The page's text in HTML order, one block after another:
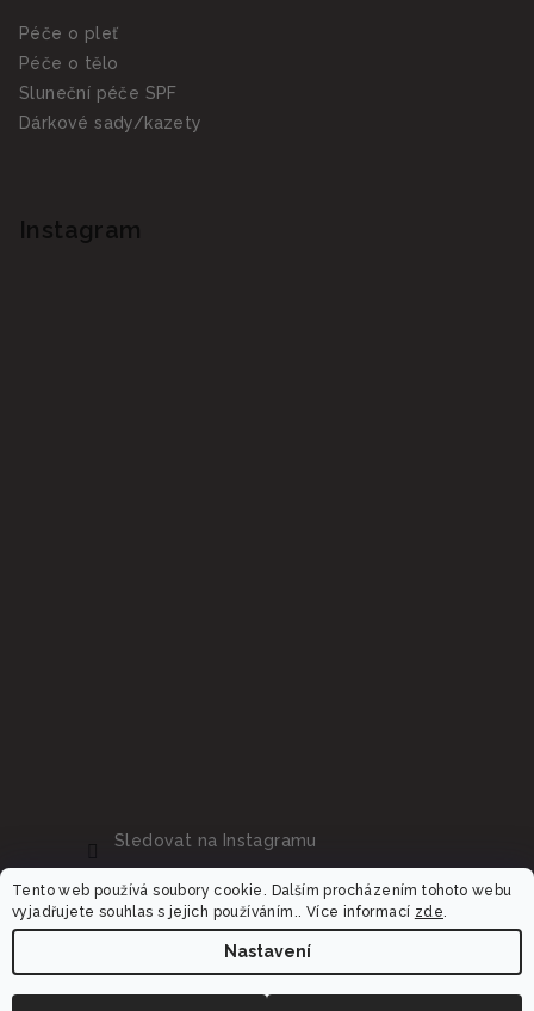
Tento web používá soubory cookie. Dalším procházením tohoto webu
vyjadřujete souhlas s jejich používáním.. Více informací zde.
Nastavení
Péče o pleť
Péče o tělo
Sluneční péče SPF
Dárkové sady/kazety
Instagram
Sledovat na Instagramu